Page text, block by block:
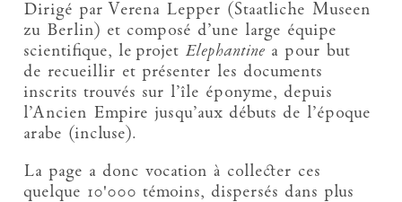
Dirigé par Verena Lepper (Staatliche Museen
zu Berlin) et composé d’une large équipe
scientifique, le projet Elephantine a pour but
de recueillir et présenter les documents
inscrits trouvés sur l’île éponyme, depuis
l’Ancien Empire jusqu’aux débuts de l’époque
arabe (incluse).
La page a donc vocation à collecter ces
quelque 10'000 témoins, dispersés dans plus